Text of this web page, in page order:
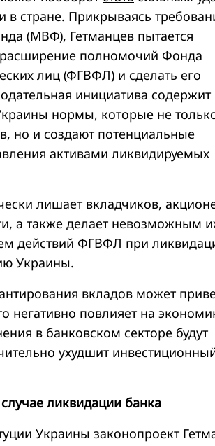
в стране. Прикрываясь
(МВФ), Гетманцев пытается
полномочий Фонда
лиц (ФГВФЛ) и сделать его
инициатива содержит
нормы, которые не
но и создают потенциальные
активами ликвидируемых
лишает вкладчиков,
а также делает невозможным
действий ФГВФЛ при
Украины.
вкладов может
негативно повлияет на
в банковском секторе будут
ухудшит
ликвидации банка
Украины законопроект